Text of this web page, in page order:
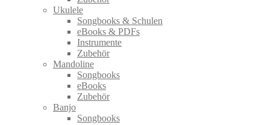
Ukulele
Songbooks & Schulen
eBooks & PDFs
Instrumente
Zubehör
Mandoline
Songbooks
eBooks
Zubehör
Banjo
Songbooks